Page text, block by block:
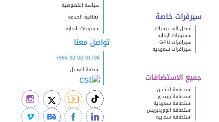
سيرفرات خاصة
أفضل الســيرفرات
مستويات الإدارة
سيرافرات GPU
سيرافرات سعودية
جميع الاستضافات
استضافة لينكس
استضافة ويندوز
استضافة سعودية
استضافة الووردبريس
استضافة سحابية
سياسة الخصوصية
اتفاقية الخدمة
مستويات الإدارة
تواصل معنا
+966-92-00-31736
منطقة العميل